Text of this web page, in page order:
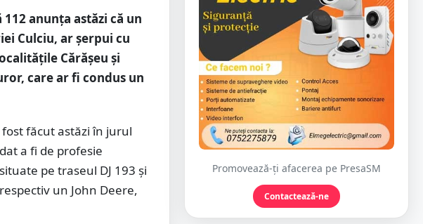
anunța astăzi că un
Culciu, ar șerpui cu
Cărășeu și
care ar fi condus un
făcut astăzi în jurul
a fi de profesie
pe traseul DJ 193 și
un John Deere,
Promovează-ți afacerea pe PresaSM
Contactează-ne